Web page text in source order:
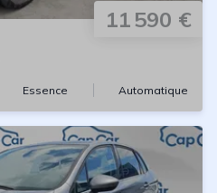
11 590 €
Essence Automatique